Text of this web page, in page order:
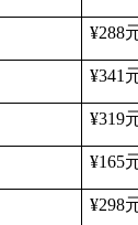
¥288
¥341
¥319
¥165
¥298